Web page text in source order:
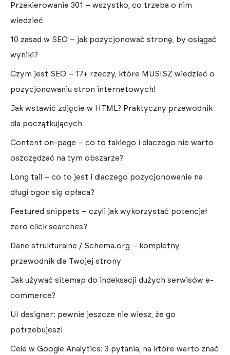
Przekierowanie 301 – wszystko, co trzeba o nim
wiedzieć
10 zasad w SEO – jak pozycjonować stronę, by osiągać
wyniki?
Czym jest SEO – 17+ rzeczy, które MUSISZ wiedzieć o
pozycjonowaniu stron internetowych!
Jak wstawić zdjęcie w HTML? Praktyczny przewodnik
dla początkujących
Content on-page – co to takiego i dlaczego nie warto
oszczędzać na tym obszarze?
Long tail – co to jest i dlaczego pozycjonowanie na
długi ogon się opłaca?
Featured snippets – czyli jak wykorzystać potencjał
zero click searches?
Dane strukturalne / Schema.org – kompletny
przewodnik dla Twojej strony
Jak używać sitemap do indeksacji dużych serwisów e-
commerce?
UI designer: pewnie jeszcze nie wiesz, że go
potrzebujesz!
Cele w Google Analytics: 3 pytania, na które warto znać